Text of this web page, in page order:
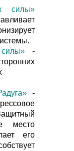
силы»
-
-
место
его